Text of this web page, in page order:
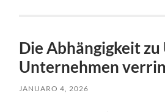
Die Abhängigkeit zu
Unternehmen
JANUARO 4, 2026